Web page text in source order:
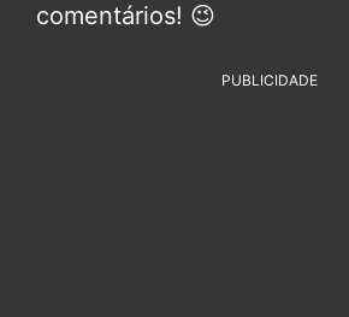
comentários! 😉
PUBLICIDADE